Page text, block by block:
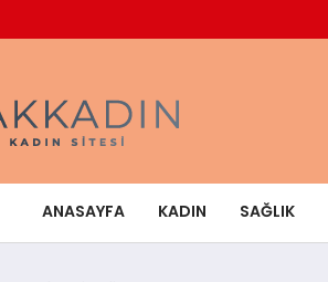
ANASAYFA KADIN SAĞLIK